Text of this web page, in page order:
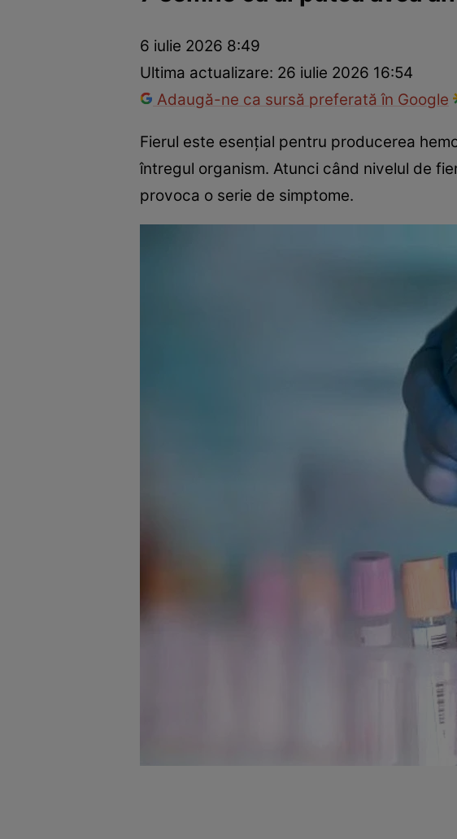
Prevenție și tratament Remedii naturiste
6 iulie 2026 8:49
Ultima actualizare: 26 iulie 2026 16:54
Adaugă-ne ca sursă preferată în Google
Fierul este esențial pentru producerea
întregul organism. Atunci când nivelul de
provoca o serie de simptome.